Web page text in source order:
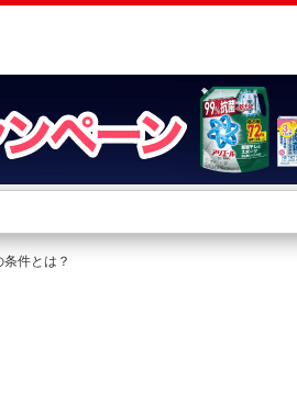
店舗サービス
ネット取り置き
件とは？